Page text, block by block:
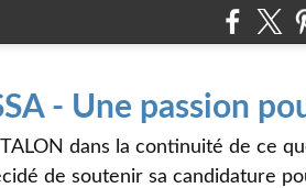
- Une passion
dans la continuité de ce
de soutenir sa candidature